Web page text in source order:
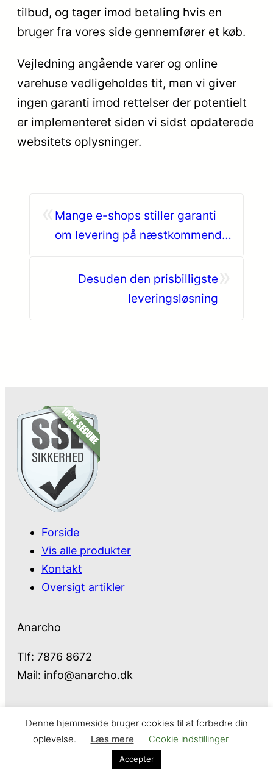
tilbud, og tager imod betaling hvis en
bruger fra vores side gennemfører et køb.
Vejledning angående varer og online
varehuse vedligeholdes tit, men vi giver
ingen garanti imod rettelser der potentielt
er implementeret siden vi sidst opdaterede
websitets oplysninger.
Mange e-shops stiller garanti
om levering på næstkommende
Desuden den prisbilligste
leveringsløsning
Forside
Vis alle produkter
Kontakt
Oversigt artikler
Anarcho
Tlf: 7876 8672
Mail: info@anarcho.dk
Anarcho – alt i Hårde Hvidevarer
Cookie- og privatlivspolitik Kontakt
Denne hjemmeside bruger cookies til at forbedre din
oplevelse.
Læs mere Cookie indstillinger
Accepter